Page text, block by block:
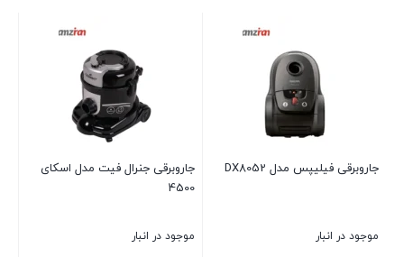
جاروبرقی فیلیپس مدل DX8052
موجود در انبار
جاروبرقی جنرال فيت مدل اسكای
4500
موجود در انبار